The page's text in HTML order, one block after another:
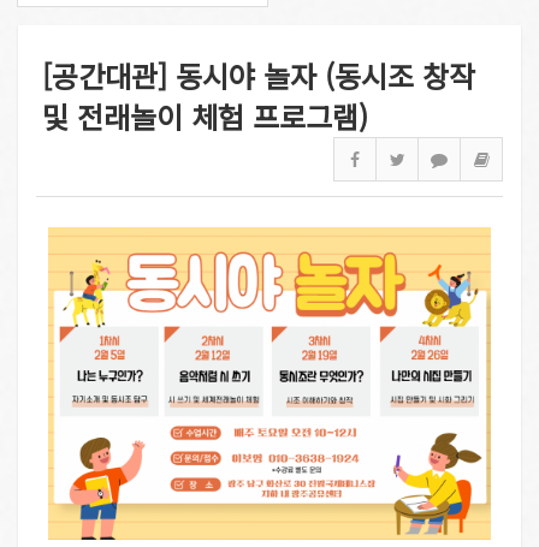
[공간대관] 동시야 놀자 (동시조 창작
및 전래놀이 체험 프로그램)